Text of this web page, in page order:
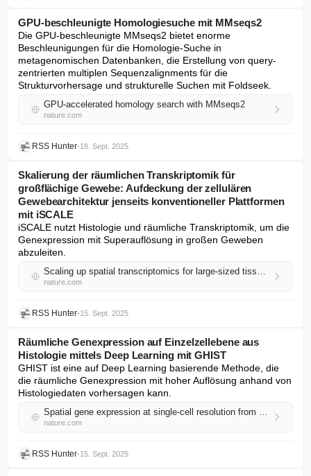
GPU-beschleunigte Homologiesuche mit MMseqs2
Die GPU-beschleunigte MMseqs2 bietet enorme
Beschleunigungen für die Homologie-Suche in
metagenomischen Datenbanken, die Erstellung von query-
zentrierten multiplen Sequenzalignments für die
Strukturvorhersage und strukturelle Suchen mit Foldseek.
GPU-accelerated homology search with MMseqs2
nature.com
RSS Hunter•18. Sept. 2025
Skalierung der räumlichen Transkriptomik für
großflächige Gewebe: Aufdeckung der zellulären
Gewebearchitektur jenseits konventioneller Plattformen
mit iSCALE
iSCALE nutzt Histologie und räumliche Transkriptomik, um die
Genexpression mit Superauflösung in großen Geweben
abzuleiten.
Scaling up spatial transcriptomics for large-sized tissues: uncovering cellular-level tissue architecture beyond conventional platforms with iSCALE
nature.com
RSS Hunter•15. Sept. 2025
Räumliche Genexpression auf Einzelzellebene aus
Histologie mittels Deep Learning mit GHIST
GHIST ist eine auf Deep Learning basierende Methode, die
die räumliche Genexpression mit hoher Auflösung anhand von
Histologiedaten vorhersagen kann.
Spatial gene expression at single-cell resolution from histology using deep learning with GHIST
nature.com
RSS Hunter•15. Sept. 2025